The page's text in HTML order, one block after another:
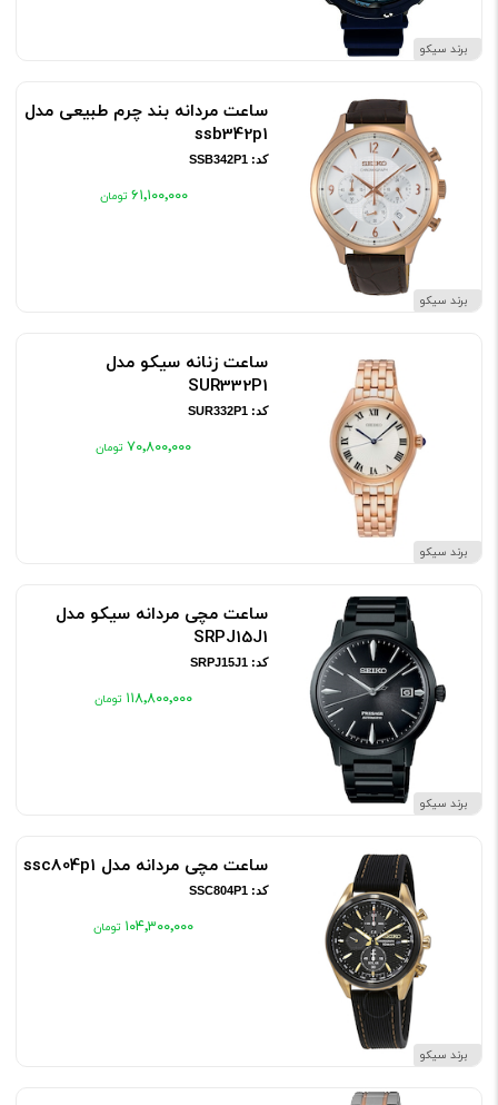
برند سیکو
برند سیکو
ساعت مردانه بند چرم طبیعی مدل
ssb342p1
کد: SSB342P1
۶۱٬۱۰۰٬۰۰۰
برند سیکو
ساعت زنانه سیکو مدل
SUR332P1
کد: SUR332P1
۷۰٬۸۰۰٬۰۰۰
برند سیکو
ساعت مچی مردانه سیکو مدل
SRPJ15J1
کد: SRPJ15J1
۱۱۸٬۸۰۰٬۰۰۰
برند سیکو
ساعت مچی مردانه مدل ssc804p1
کد: SSC804P1
۱۰۴٬۳۰۰٬۰۰۰